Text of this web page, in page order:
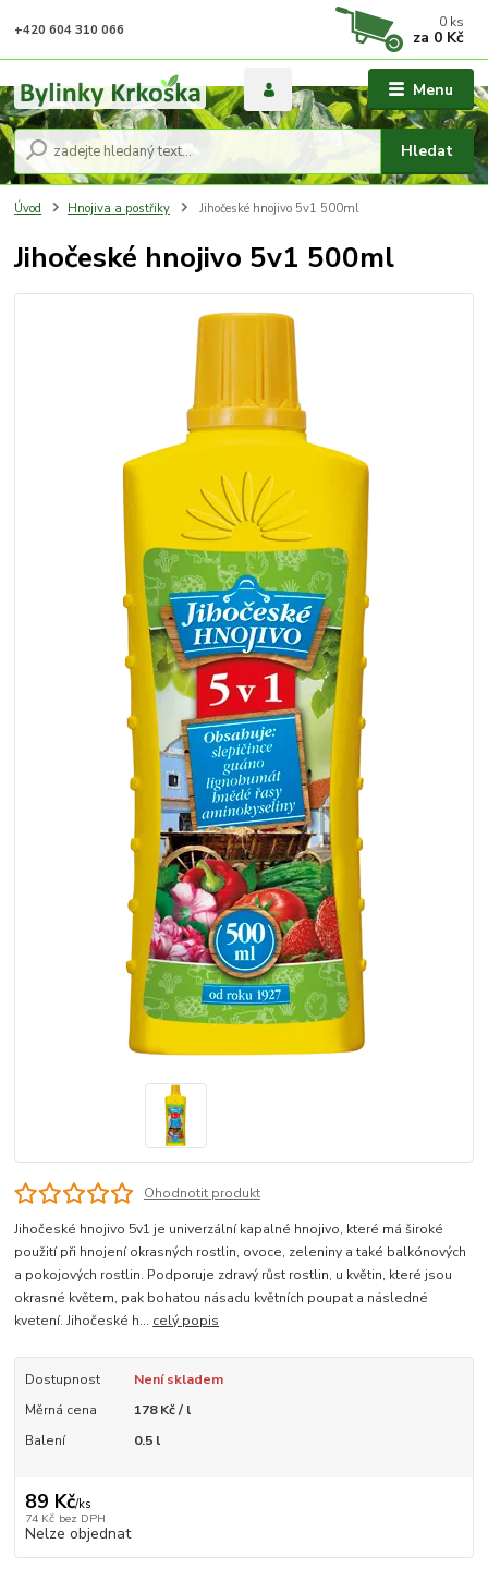
Menu
Hledat
+420 604 310 066 0 ks
za 0 Kč
Úvod Hnojiva a postřiky Jihočeské hnojivo 5v1 500ml
Jihočeské hnojivo 5v1 500ml
Ohodnotit produkt
Jihočeské hnojivo 5v1 je univerzální kapalné hnojivo, které má široké
použití při hnojení okrasných rostlin, ovoce, zeleniny a také balkónových
a pokojových rostlin. Podporuje zdravý růst rostlin, u květin, které jsou
okrasné květem, pak bohatou násadu květních poupat a následné
kvetení. Jihočeské h... celý popis
Dostupnost
Není skladem
Měrná cena
178 Kč / l
Balení
0.5 l
89 Kč/ks
74 Kč bez DPH
Nelze objednat